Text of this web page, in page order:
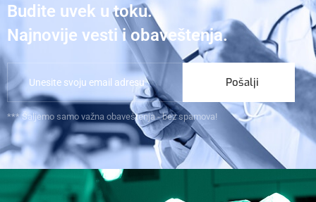
Budite uvek u toku.
Najnovije vesti i obaveštenja.
Pošalji
*** Šaljemo samo važna obaveštenja - bez spamova!